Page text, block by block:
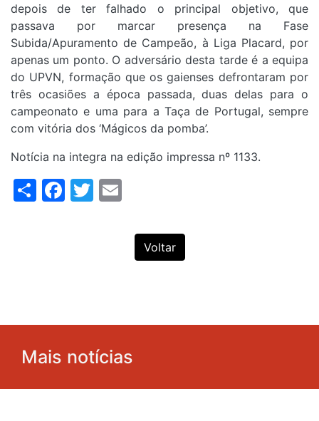
depois de ter falhado o principal objetivo, que
passava por marcar presença na Fase
Subida/Apuramento de Campeão, à Liga Placard, por
apenas um ponto. O adversário desta tarde é a equipa
do UPVN, formação que os gaienses defrontaram por
três ocasiões a época passada, duas delas para o
campeonato e uma para a Taça de Portugal, sempre
com vitória dos ‘Mágicos da pomba’.
Notícia na integra na edição impressa nº 1133.
ShareFacebook
Twitter
Voltar
Mais notícias